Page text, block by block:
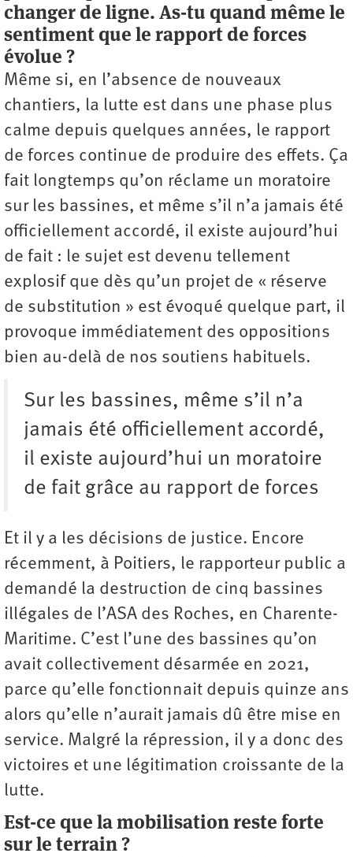
changer de ligne. As-tu quand même le
sentiment que le rapport de forces
évolue ?
Même si, en l’absence de nouveaux
chantiers, la lutte est dans une phase plus
calme depuis quelques années, le rapport
de forces continue de produire des effets. Ça
fait longtemps qu’on réclame un moratoire
sur les bassines, et même s’il n’a jamais été
officiellement accordé, il existe aujourd’hui
de fait : le sujet est devenu tellement
explosif que dès qu’un projet de « réserve
de substitution » est évoqué quelque part, il
provoque immédiatement des oppositions
bien au-delà de nos soutiens habituels.
Sur les bassines, même s’il n’a
jamais été officiellement accordé,
il existe aujourd’hui un moratoire
de fait grâce au rapport de forces
Et il y a les décisions de justice. Encore
récemment, à Poitiers, le rapporteur public a
demandé la destruction de cinq bassines
illégales de l’ASA des Roches, en Charente-
Maritime. C’est l’une des bassines qu’on
avait collectivement désarmée en 2021,
parce qu’elle fonctionnait depuis quinze ans
alors qu’elle n’aurait jamais dû être mise en
service. Malgré la répression, il y a donc des
victoires et une légitimation croissante de la
lutte.
Est-ce que la mobilisation reste forte
sur le terrain ?